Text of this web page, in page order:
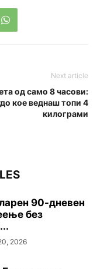
Next article
од само 8 часови:
кое веднаш топи 4
килограми
90-дневен
без
2026